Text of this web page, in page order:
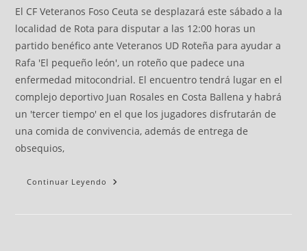
El CF Veteranos Foso Ceuta se desplazará este sábado a la
localidad de Rota para disputar a las 12:00 horas un
partido benéfico ante Veteranos UD Roteña para ayudar a
Rafa 'El pequeño león', un roteño que padece una
enfermedad mitocondrial. El encuentro tendrá lugar en el
complejo deportivo Juan Rosales en Costa Ballena y habrá
un 'tercer tiempo' en el que los jugadores disfrutarán de
una comida de convivencia, además de entrega de
obsequios,
Continuar Leyendo